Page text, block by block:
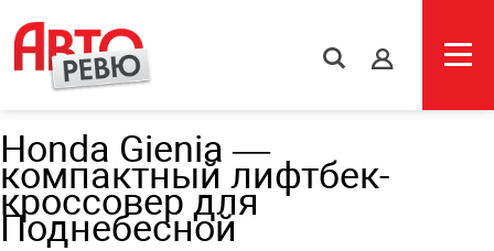
s
Honda Gienia —
компактный лифтбек-
кроссовер для
Поднебесной